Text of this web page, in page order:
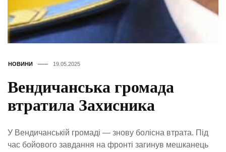
НОВИНИ 19.05.2025
Вендичанська громада
втратила Захисника
У Вендичанській громаді — знову болісна втрата. Під
час бойового завдання на фронті загинув мешканець